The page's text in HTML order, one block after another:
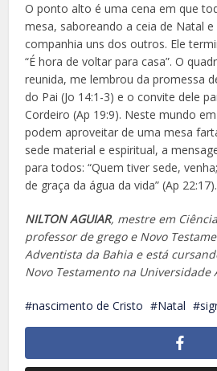
O ponto alto é uma cena em que
mesa, saboreando a ceia de Natal
companhia uns dos outros. Ele
“É hora de voltar para casa”. O
reunida, me lembrou da promessa
do Pai (Jo 14:1-3) e o convite dele
Cordeiro (Ap 19:9). Neste mundo
podem aproveitar de uma mesa
sede material e espiritual, a
para todos: “Quem tiver sede,
de graça da água da vida” (Ap 22:17).
NILTON AGUIAR, mestre em
professor de grego e Novo
Adventista da Bahia e está
Novo Testamento na Universidade
nascimento de Cristo Natal